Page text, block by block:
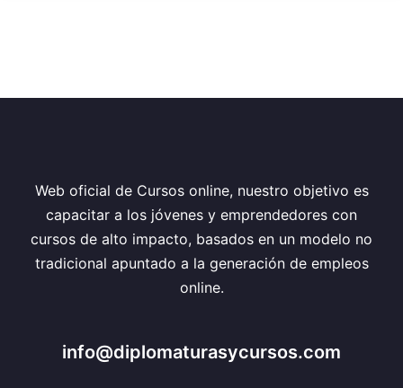
Web oficial de Cursos online, nuestro objetivo es
capacitar a los jóvenes y emprendedores con
cursos de alto impacto, basados en un modelo no
tradicional apuntado a la generación de empleos
online.
info@diplomaturasycursos.com